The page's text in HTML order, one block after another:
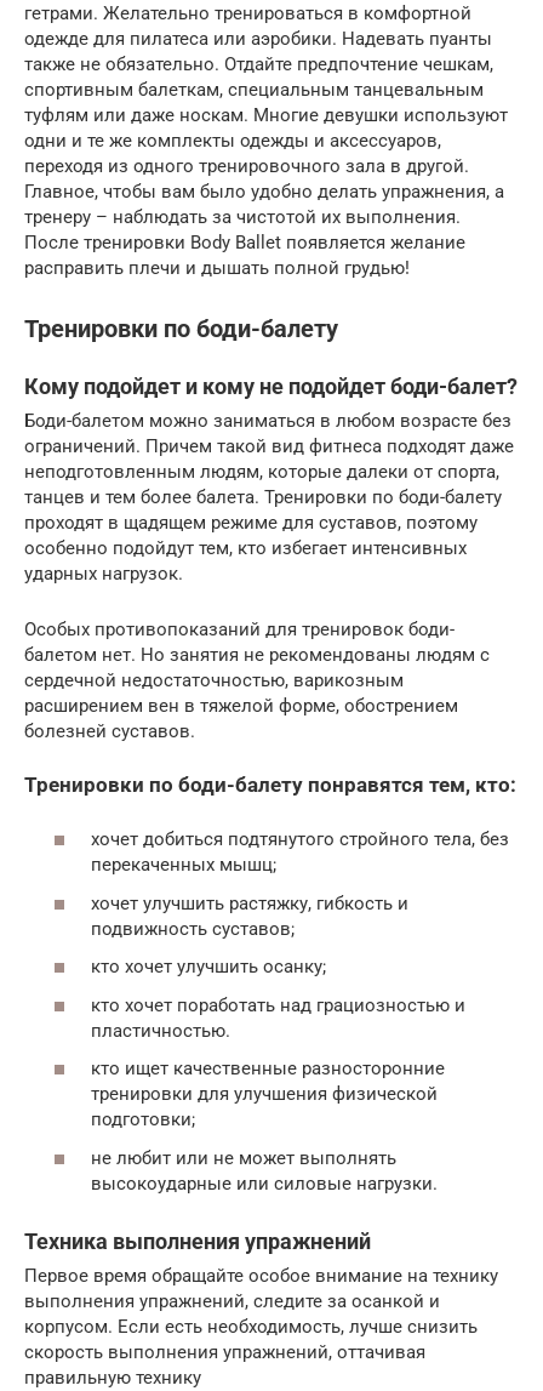
гетрами. Желательно тренироваться в комфортной
одежде для пилатеса или аэробики. Надевать пуанты
также не обязательно. Отдайте предпочтение чешкам,
спортивным балеткам, специальным танцевальным
туфлям или даже носкам. Многие девушки используют
одни и те же комплекты одежды и аксессуаров,
переходя из одного тренировочного зала в другой.
Главное, чтобы вам было удобно делать упражнения, а
тренеру – наблюдать за чистотой их выполнения.
После тренировки Body Ballet появляется желание
расправить плечи и дышать полной грудью!
Тренировки по боди-балету
Кому подойдет и кому не подойдет боди-балет?
Боди-балетом можно заниматься в любом возрасте без
ограничений. Причем такой вид фитнеса подходят даже
неподготовленным людям, которые далеки от спорта,
танцев и тем более балета. Тренировки по боди-балету
проходят в щадящем режиме для суставов, поэтому
особенно подойдут тем, кто избегает интенсивных
ударных нагрузок.
Особых противопоказаний для тренировок боди-
балетом нет. Но занятия не рекомендованы людям с
сердечной недостаточностью, варикозным
расширением вен в тяжелой форме, обострением
болезней суставов.
Тренировки по боди-балету понравятся тем, кто:
хочет добиться подтянутого стройного тела, без
перекаченных мышц;
хочет улучшить растяжку, гибкость и
подвижность суставов;
кто хочет улучшить осанку;
кто хочет поработать над грациозностью и
пластичностью.
кто ищет качественные разносторонние
тренировки для улучшения физической
подготовки;
не любит или не может выполнять
высокоударные или силовые нагрузки.
Техника выполнения упражнений
Первое время обращайте особое внимание на технику
выполнения упражнений, следите за осанкой и
корпусом. Если есть необходимость, лучше снизить
скорость выполнения упражнений, оттачивая
правильную технику